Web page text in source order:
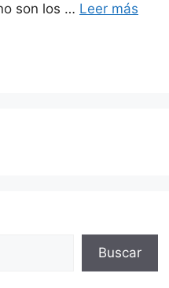
son los … Leer más
Buscar